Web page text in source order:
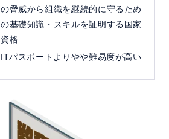
の脅威から組織を継続的に守るため
の基礎知識・スキルを証明する国家
資格
ITパスポートよりやや難易度が高い